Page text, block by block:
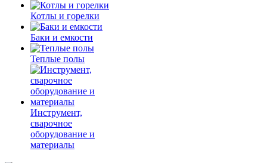
Котлы и горелки
Баки и емкости
Теплые полы
Инструмент,
сварочное
оборудование и
материалы